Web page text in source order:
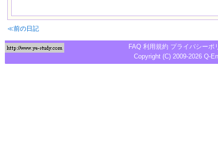
≪前の日記
FAQ 利用規約 プライバシーポ
Copyright (C) 2009-2026 Q-